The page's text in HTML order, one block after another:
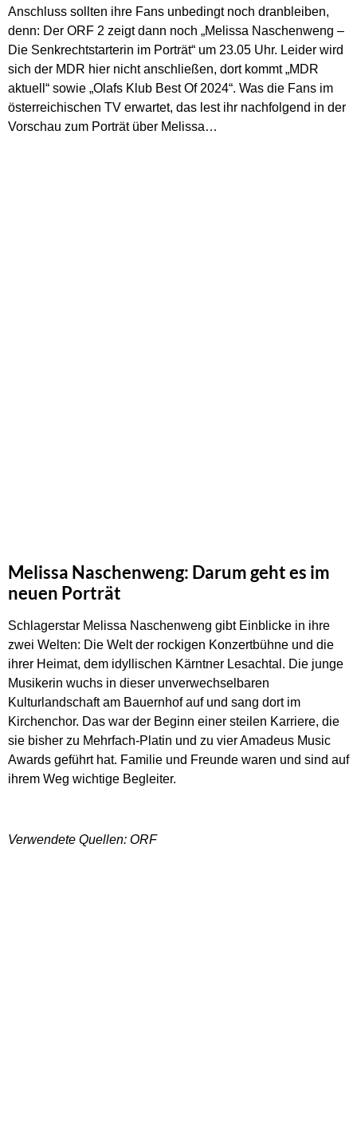
Anschluss sollten ihre Fans unbedingt noch dranbleiben,
denn: Der ORF 2 zeigt dann noch „Melissa Naschenweng –
Die Senkrechtstarterin im Porträt“ um 23.05 Uhr. Leider wird
sich der MDR hier nicht anschließen, dort kommt „MDR
aktuell“ sowie „Olafs Klub Best Of 2024“. Was die Fans im
österreichischen TV erwartet, das lest ihr nachfolgend in der
Vorschau zum Porträt über Melissa…
Melissa Naschenweng: Darum geht es im
neuen Porträt
Schlagerstar Melissa Naschenweng gibt Einblicke in ihre
zwei Welten: Die Welt der rockigen Konzertbühne und die
ihrer Heimat, dem idyllischen Kärntner Lesachtal. Die junge
Musikerin wuchs in dieser unverwechselbaren
Kulturlandschaft am Bauernhof auf und sang dort im
Kirchenchor. Das war der Beginn einer steilen Karriere, die
sie bisher zu Mehrfach-Platin und zu vier Amadeus Music
Awards geführt hat. Familie und Freunde waren und sind auf
ihrem Weg wichtige Begleiter.
Verwendete Quellen: ORF